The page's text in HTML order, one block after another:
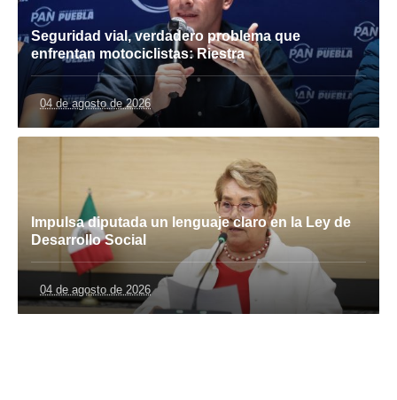
Seguridad vial, verdadero problema que
enfrentan motociclistas: Riestra
04 de agosto de 2026
Impulsa diputada un lenguaje claro en la Ley de
Desarrollo Social
04 de agosto de 2026